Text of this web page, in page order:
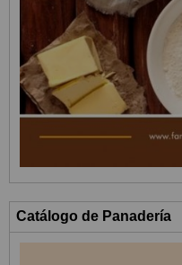
Catálogo de Panadería